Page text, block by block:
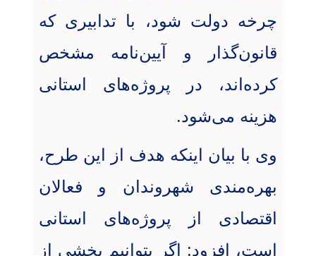
چرخه دولت شود، با تدابیری که
قانون‌گذار و آیین‌نامه مشخص
کرده‌اند، در پروژه‌های استانی
هزینه می‌شود.
وی با بیان اینکه هدف از این طرح،
بهره‌مندی شهروندان و فعالان
اقتصادی از پروژه‌های استانی
است، افزود: اگر بتوانیم بخشی از